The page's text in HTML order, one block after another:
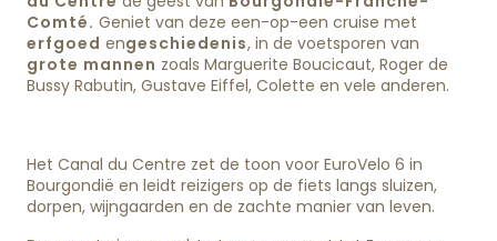
Comté. Geniet van deze een-op-een cruise met
erfgoed engeschiedenis, in de voetsporen van
grote mannen zoals Marguerite Boucicaut, Roger de
Bussy Rabutin, Gustave Eiffel, Colette en vele anderen.
Het Canal du Centre zet de toon voor EuroVelo 6 in
Bourgondië en leidt reizigers op de fiets langs sluizen,
dorpen, wijngaarden en de zachte manier van leven.